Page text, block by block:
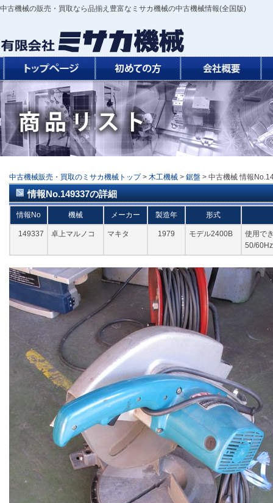
中古機械の販売・買取なら品揃え豊富なミサカ機械の中古機械情報(全国版)
中古機械販売・買取のミサカ機械トップ > 木工機械 > 鋸盤 > 中古機械 情報
情報No.149337の詳細
情報No 機械 メーカー 製造年 形式
149337 卓上マルノコ マキタ 1979 モデル2400B
使用で
50/